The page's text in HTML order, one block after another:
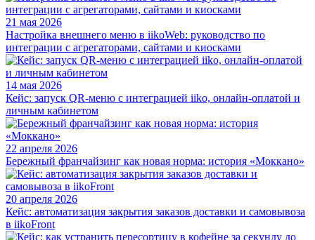
21 мая 2026
Настройка внешнего меню в iikoWeb: руководство по
интеграции с агрегаторами, сайтами и киосками
14 мая 2026
Кейс: запуск QR-меню с интеграцией iiko, онлайн-оплатой и
личным кабинетом
22 апреля 2026
Бережный франчайзинг как новая норма: история «Моккано»
20 апреля 2026
Кейс: автоматизация закрытия заказов доставки и самовывоза
в iikoFront